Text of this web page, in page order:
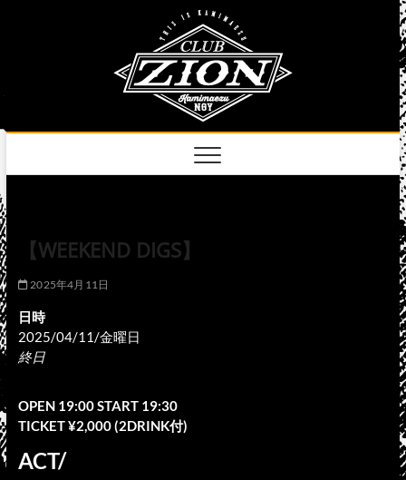
【WEEKEND DIGS】
2025年4月11日
日時
2025/04/11/金曜日
終日
OPEN 19:00 START 19:30
TICKET ¥2,000 (2DRINK付)
ACT/